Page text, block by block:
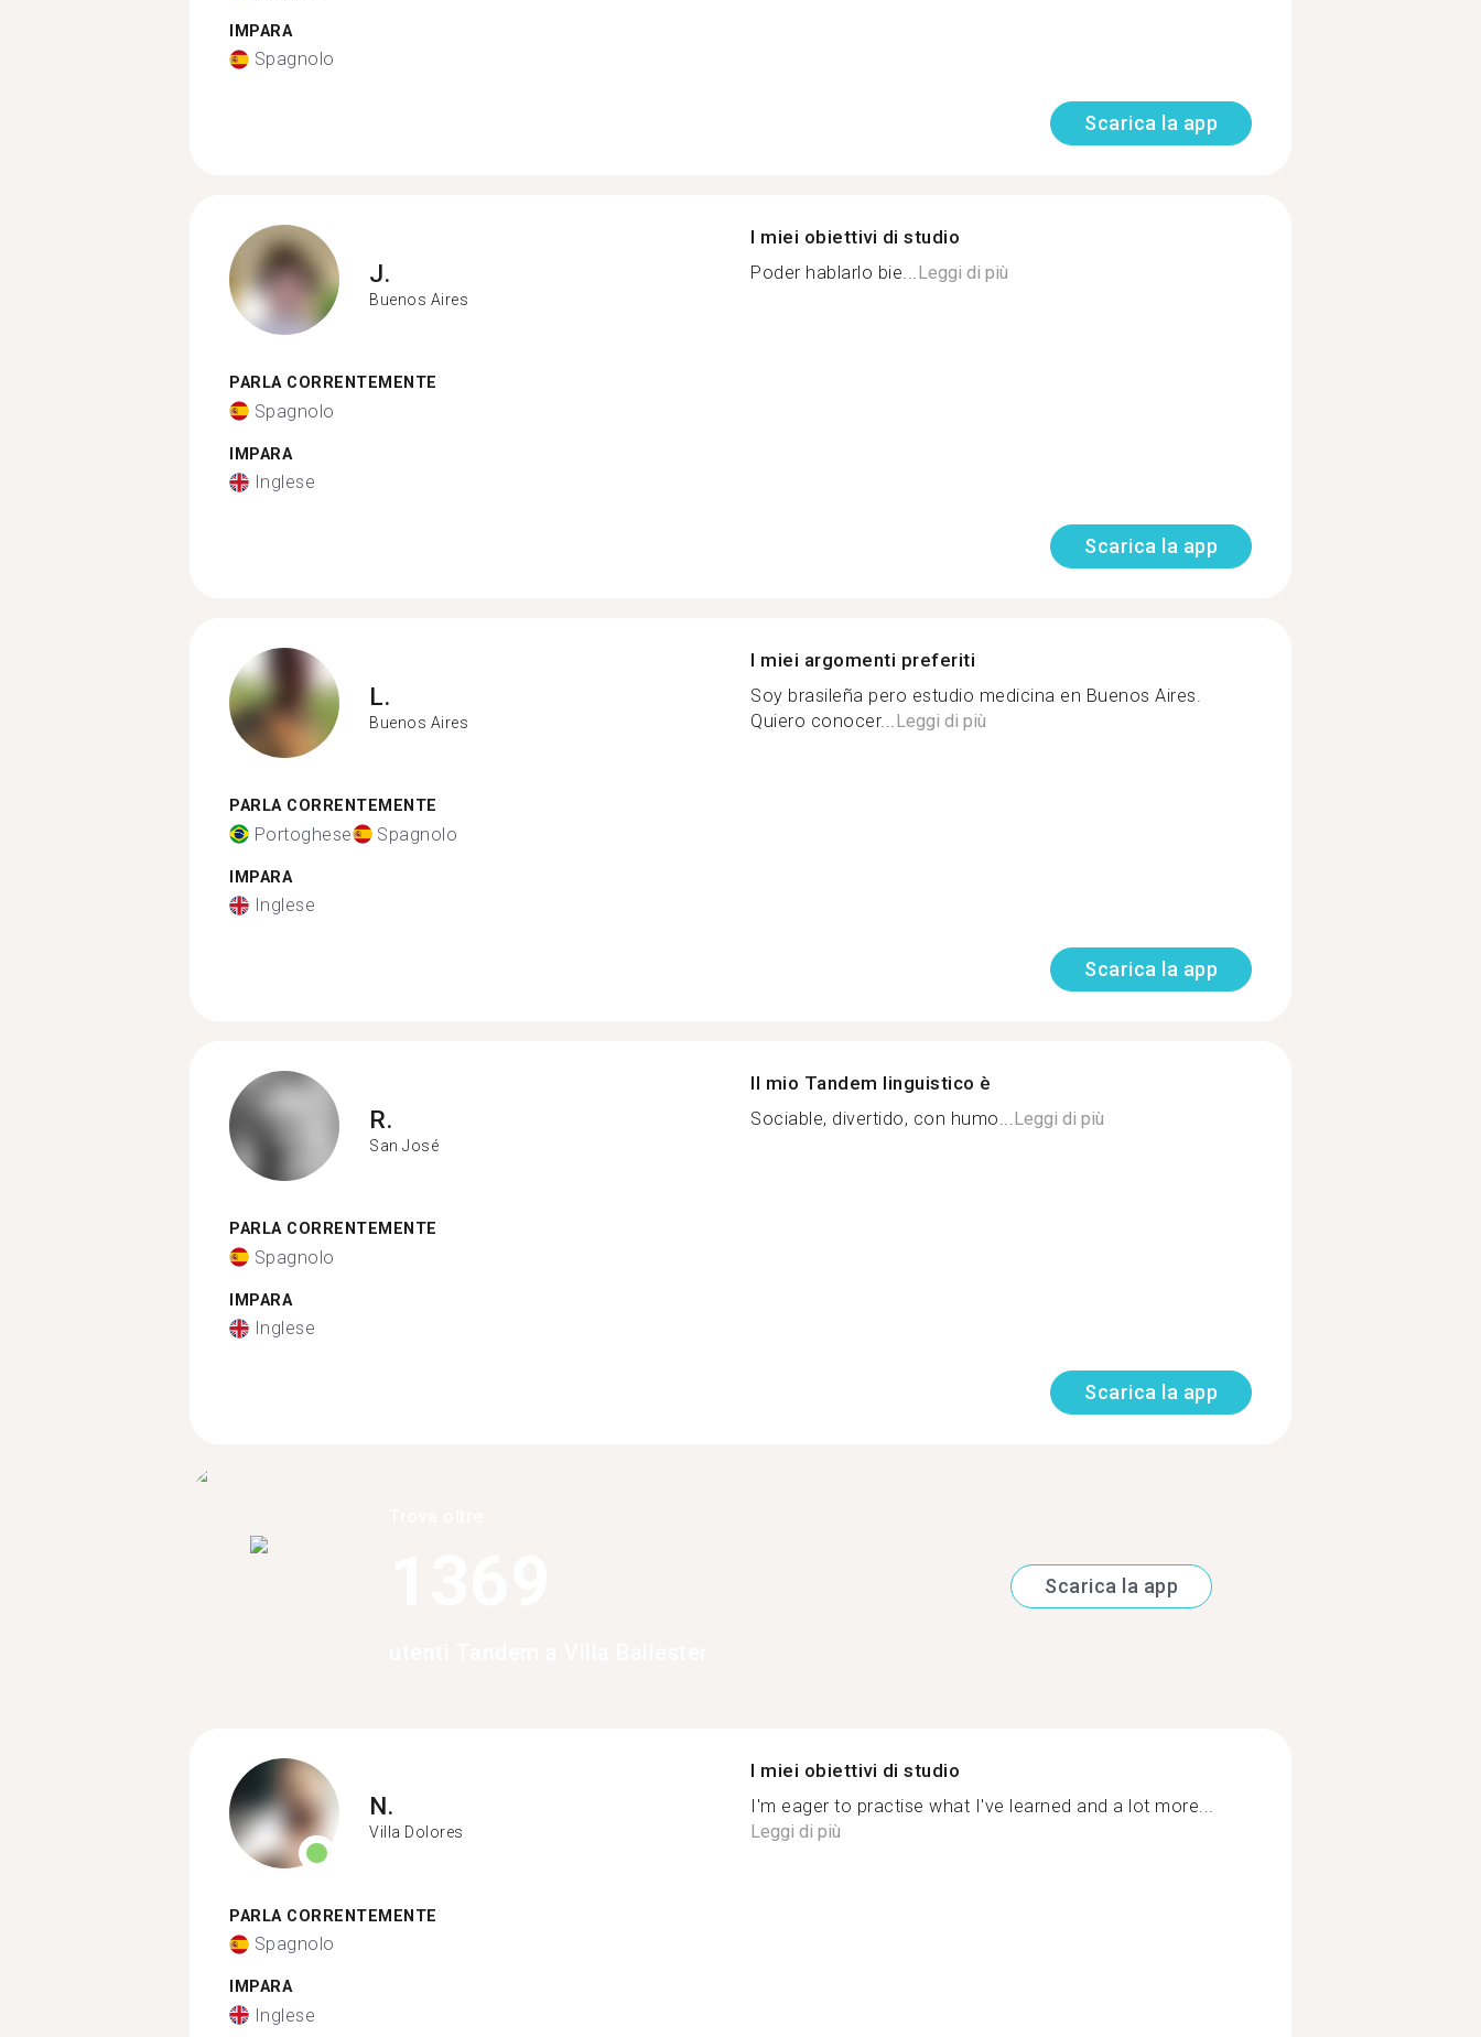
IMPARA
Spagnolo
Scarica la app
J.
Buenos Aires
PARLA CORRENTEMENTE
Spagnolo
IMPARA
Inglese
I miei obiettivi di studio
Poder hablarlo bie...Leggi di più
Scarica la app
L.
Buenos Aires
PARLA CORRENTEMENTE
Portoghese Spagnolo
IMPARA
Inglese
I miei argomenti preferiti
Soy brasileña pero estudio medicina en Buenos Aires.
Quiero conocer...Leggi di più
Scarica la app
R.
San José
PARLA CORRENTEMENTE
Spagnolo
IMPARA
Inglese
Il mio Tandem linguistico è
Sociable, divertido, con humo...Leggi di più
Scarica la app
Scarica la app
N.
Villa Dolores
PARLA CORRENTEMENTE
Spagnolo
IMPARA
Inglese
I miei obiettivi di studio
I'm eager to practise what I've learned and a lot more...
Leggi di più